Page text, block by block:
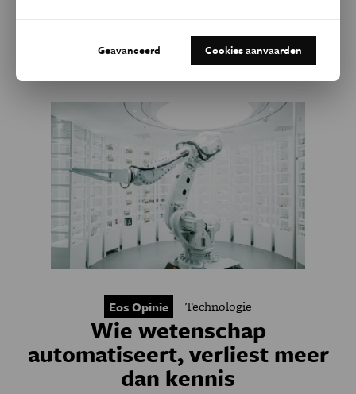
Eos Opinie Technologie
Wie wetenschap
automatiseert, verliest meer
dan kennis
Geavanceerd Cookies aanvaarden